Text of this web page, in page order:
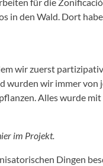
in den Wald. Dort
wir zuerst
wir immer
Alles wurde
im Projekt.
Dingen